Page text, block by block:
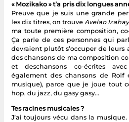
« Mozikako » t’a pris dix longues
Preuve que je suis une grande
les dix titres, on trouveAvelao Izahay
ma toute première composition,
Ça parle de ces personnes qui
devraient plutôt s’occuper de leurs
des chansons de ma composition
et deschansons co-écrites
également des chansons de Rolf
musique), parce que je joue tout
hop, du jazz, du gasy gasy…
Tes racines musicales ?
J’ai toujours vécu dans la